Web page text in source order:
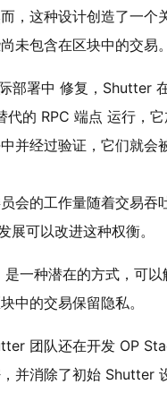
，这种设计创造了一
未包含在区块中的交易
部署中 修复 ，Shutter
代的 RPC 端点 运行，
并经过验证，它们就会
会的工作量随着交易
展可以改进这种权衡。
是一种潜在的方式，可
中的交易保留隐私。
团队还在开发 OP
并消除了初始 Shutter